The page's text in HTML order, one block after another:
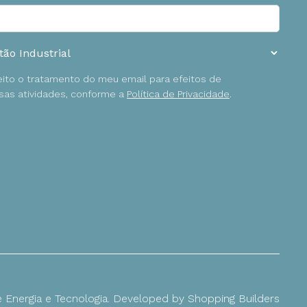
o tratamento do meu email para efeitos de
atividades, conforme a Política de Privacidade
e Tecnologia. Developed by Shopping Builders